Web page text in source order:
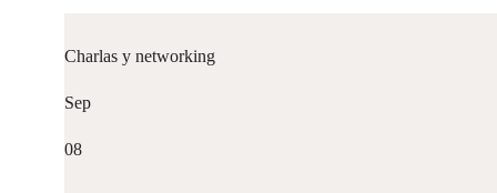
Charlas y networking
Sep
08